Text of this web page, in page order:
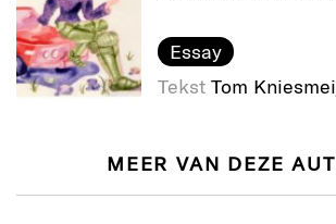
Essay
Tekst Tom
MEER VAN DEZE